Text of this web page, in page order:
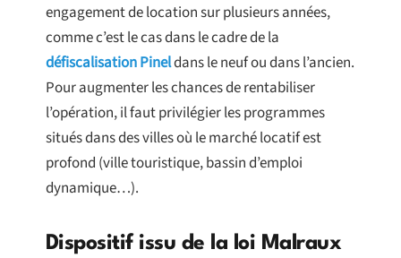
engagement de location sur plusieurs années,
comme c’est le cas dans le cadre de la
défiscalisation Pineldans le neuf ou dans l’ancien.
Pour augmenter les chances de rentabiliser
l’opération, il faut privilégier les programmes
situés dans des villes où le marché locatif est
profond (ville touristique, bassin d’emploi
dynamique…).
Dispositif issu de la loi Malraux